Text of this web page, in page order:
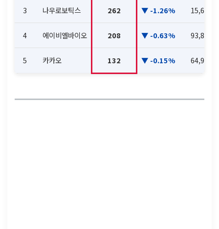
3 나우로보틱스 262 -1.26% 15,640
4 에이비엘바이오 208 -0.63% 93,800
5 카카오 132 -0.15% 64,900